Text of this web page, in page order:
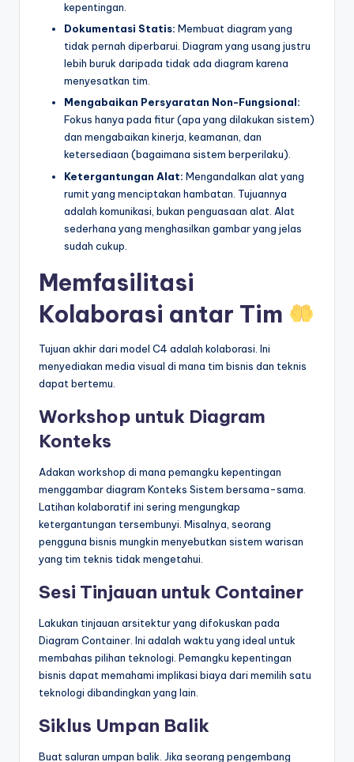
kepentingan.
Dokumentasi Statis: Membuat diagram yang
tidak pernah diperbarui. Diagram yang usang justru
lebih buruk daripada tidak ada diagram karena
menyesatkan tim.
Mengabaikan Persyaratan Non-Fungsional:
Fokus hanya pada fitur (apa yang dilakukan sistem)
dan mengabaikan kinerja, keamanan, dan
ketersediaan (bagaimana sistem berperilaku).
Ketergantungan Alat: Mengandalkan alat yang
rumit yang menciptakan hambatan. Tujuannya
adalah komunikasi, bukan penguasaan alat. Alat
sederhana yang menghasilkan gambar yang jelas
sudah cukup.
Memfasilitasi
Kolaborasi antar Tim
Tujuan akhir dari model C4 adalah kolaborasi. Ini
menyediakan media visual di mana tim bisnis dan teknis
dapat bertemu.
Workshop untuk Diagram
Konteks
Adakan workshop di mana pemangku kepentingan
menggambar diagram Konteks Sistem bersama-sama.
Latihan kolaboratif ini sering mengungkap
ketergantungan tersembunyi. Misalnya, seorang
pengguna bisnis mungkin menyebutkan sistem warisan
yang tim teknis tidak mengetahui.
Sesi Tinjauan untuk Container
Lakukan tinjauan arsitektur yang difokuskan pada
Diagram Container. Ini adalah waktu yang ideal untuk
membahas pilihan teknologi. Pemangku kepentingan
bisnis dapat memahami implikasi biaya dari memilih satu
teknologi dibandingkan yang lain.
Siklus Umpan Balik
Buat saluran umpan balik. Jika seorang pengembang